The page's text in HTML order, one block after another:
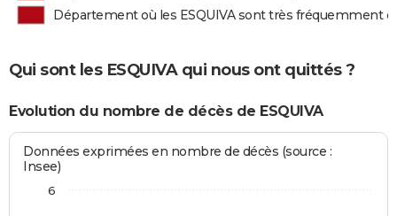
Département où les ESQUIVA sont très fréquemment
Qui sont les ESQUIVA qui nous ont quittés ?
Evolution du nombre de décès de ESQUIVA
Données exprimées en nombre de décès (source :
Insee)
6